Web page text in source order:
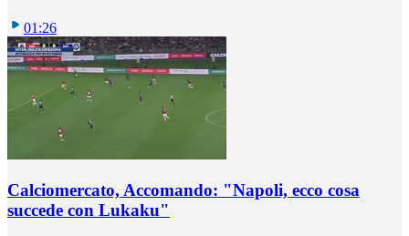
01:26
Calciomercato, Accomando: "Napoli, ecco cosa
succede con Lukaku"